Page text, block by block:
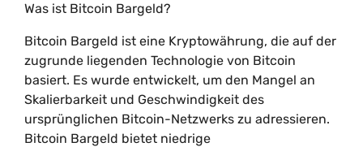
Was ist Bitcoin Bargeld?
Bitcoin Bargeld ist eine Kryptowährung, die auf der
zugrunde liegenden Technologie von Bitcoin
basiert. Es wurde entwickelt, um den Mangel an
Skalierbarkeit und Geschwindigkeit des
ursprünglichen Bitcoin-Netzwerks zu adressieren.
Bitcoin Bargeld bietet niedrige